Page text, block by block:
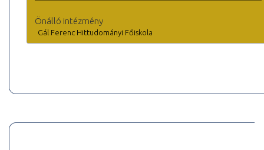
Önálló intézmény
Gál Ferenc Hittudományi Főiskola